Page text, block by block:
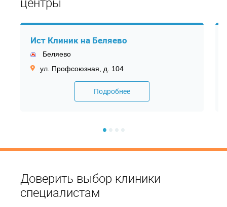
Ист Клиник на Беляево
Беляево
ул. Профсоюзная, д. 104
Подробнее
Доверить выбор клиники
специалистам